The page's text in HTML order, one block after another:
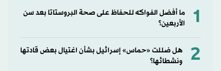
1
ما أفضل الفواكه للحفاظ على صحة البروستاتا بعد سن
الأربعين؟
2
هل ضللت «حماس» إسرائيل بشأن اغتيال بعض قادتها
ونشطائها؟